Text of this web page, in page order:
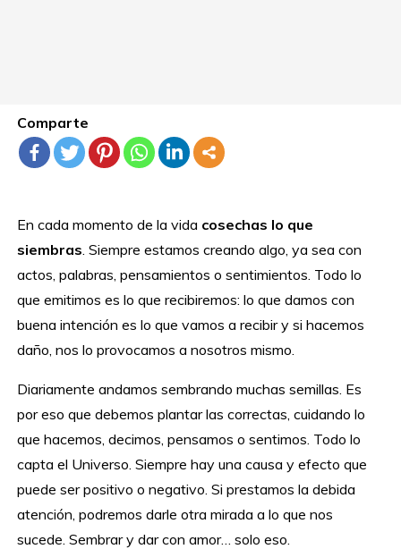
Comparte
En cada momento de la vida cosechas lo que
siembras . Siempre estamos creando algo, ya sea con
actos, palabras, pensamientos o sentimientos. Todo lo
que emitimos es lo que recibiremos: lo que damos con
buena intención es lo que vamos a recibir y si hacemos
daño, nos lo provocamos a nosotros mismo.
Diariamente andamos sembrando muchas semillas. Es
por eso que debemos plantar las correctas, cuidando lo
que hacemos, decimos, pensamos o sentimos. Todo lo
capta el Universo. Siempre hay una causa y efecto que
puede ser positivo o negativo. Si prestamos la debida
atención, podremos darle otra mirada a lo que nos
sucede. Sembrar y dar con amor… solo eso.